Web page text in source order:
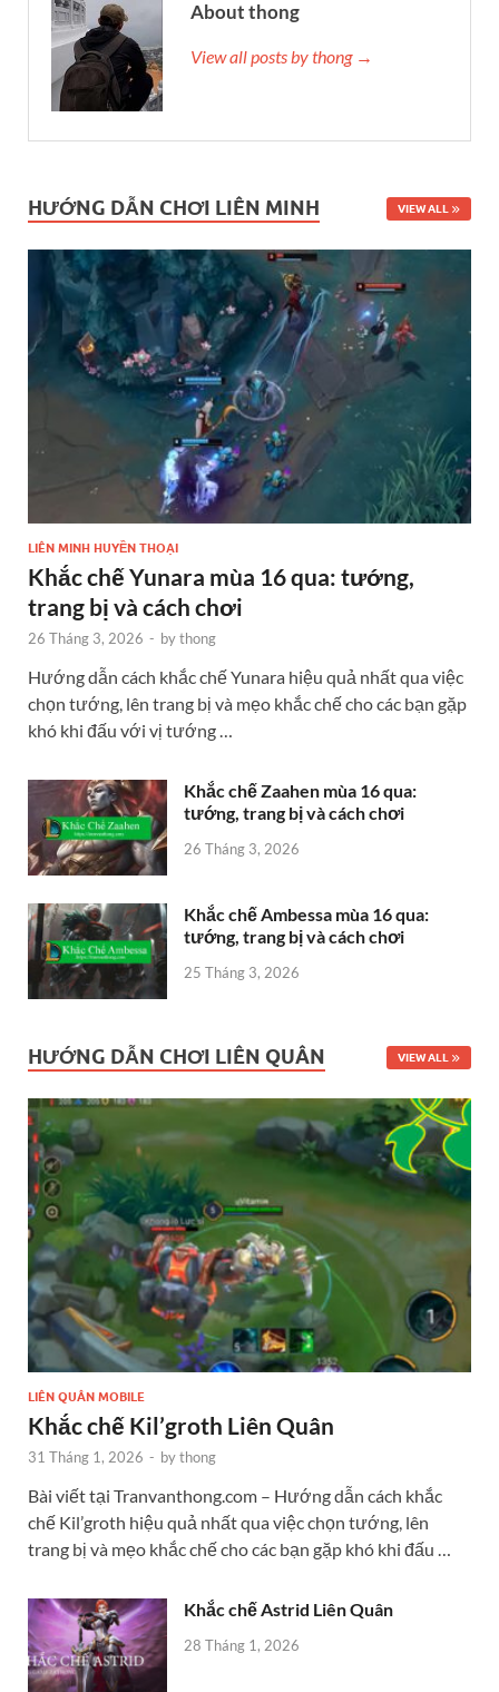
About thong
View all posts by thong →
HƯỚNG DẪN CHƠI LIÊN MINH VIEW ALL
LIÊN MINH HUYỀN THOẠI
Khắc chế Yunara mùa 16 qua: tướng,
trang bị và cách chơi
26 Tháng 3, 2026 - bythong
Hướng dẫn cách khắc chế Yunara hiệu quả nhất qua việc
chọn tướng, lên trang bị và mẹo khắc chế cho các bạn gặp
khó khi đấu với vị tướng …
Khắc chế Zaahen mùa 16 qua:
tướng, trang bị và cách chơi
26 Tháng 3, 2026
Khắc chế Ambessa mùa 16 qua:
tướng, trang bị và cách chơi
25 Tháng 3, 2026
HƯỚNG DẪN CHƠI LIÊN QUÂN VIEW ALL
LIÊN QUÂN MOBILE
Khắc chế Kil’groth Liên Quân
31 Tháng 1, 2026 - bythong
Bài viết tại Tranvanthong.com – Hướng dẫn cách khắc
chế Kil’groth hiệu quả nhất qua việc chọn tướng, lên
trang bị và mẹo khắc chế cho các bạn gặp khó khi đấu …
Khắc chế Astrid Liên Quân
28 Tháng 1, 2026